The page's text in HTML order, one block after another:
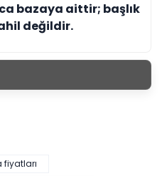
bazaya aittir; başlık
değildir.
fiyatları